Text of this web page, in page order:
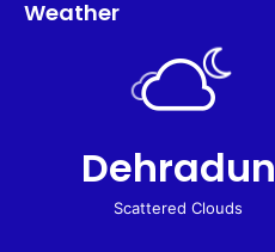
Weather
Dehradun
Scattered Clouds